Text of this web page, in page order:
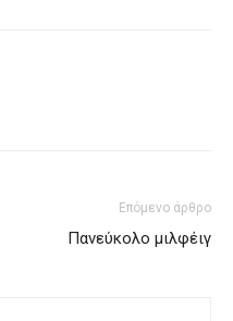
Επόμενο άρθρο
Πανεύκολο μιλφέιγ